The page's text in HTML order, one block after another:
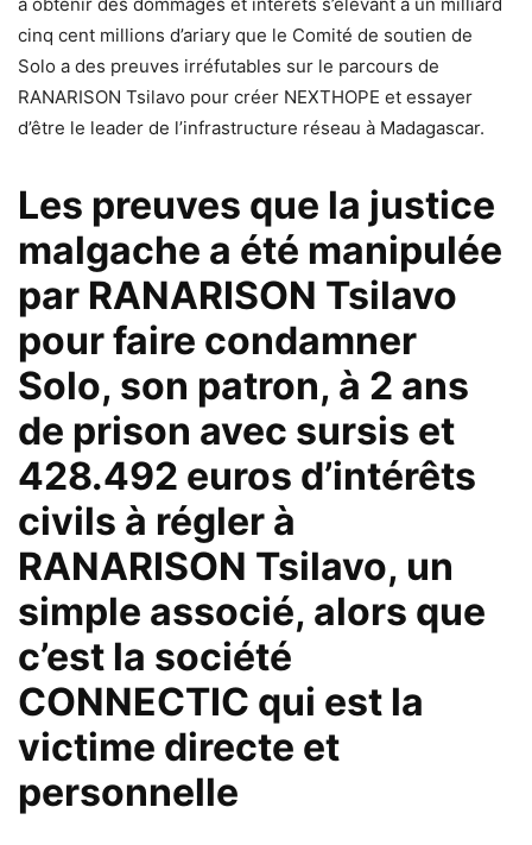
cinq cent millions d’ariary que le Comité de soutien de
Solo a des preuves irréfutables sur le parcours de
RANARISON Tsilavo pour créer NEXTHOPE et essayer
d’être le leader de l’infrastructure réseau à Madagascar.
Les preuves que la justice
malgache a été manipulée
par RANARISON Tsilavo
pour faire condamner
Solo, son patron, à 2 ans
de prison avec sursis et
428.492 euros d’intérêts
civils à régler à
RANARISON Tsilavo, un
simple associé, alors que
c’est la société
CONNECTIC qui est la
victime directe et
personnelle